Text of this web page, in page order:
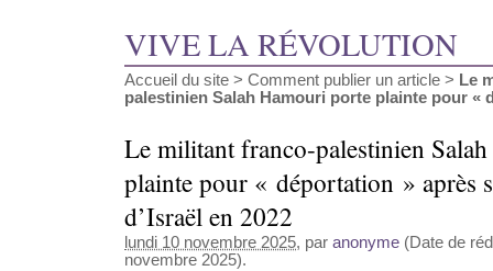
VIVE LA RÉVOLUTION
Accueil du site > Comment publier un article > Le
palestinien Salah Hamouri porte plainte pour «
Le militant franco-palestinien
plainte pour « déportation » après
d’Israël en 2022
lundi 10 novembre 2025, par anonyme (Date de
novembre 2025).